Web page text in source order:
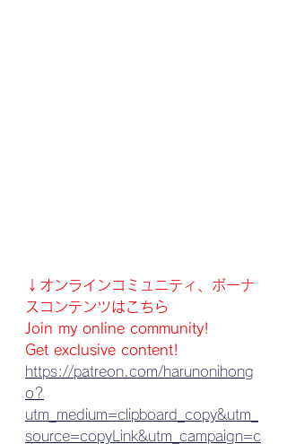
↓オンラインコミュニティ、ボーナ
スコンテンツはこちら
Join my online community!
Get exclusive content!
https://patreon.com/harunonihong
o?
utm_medium=clipboard_copy&utm_
source=copyLink&utm_campaign=c